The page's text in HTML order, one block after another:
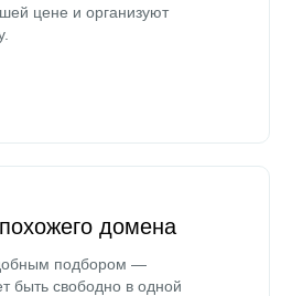
цене и организуют
домена
подбором —
быть свободно в одной